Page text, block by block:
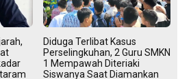
Diduga Terlibat Kasus
Perselingkuhan, 2 Guru SMKN
1 Mempawah Diteriaki
Siswanya Saat Diamankan